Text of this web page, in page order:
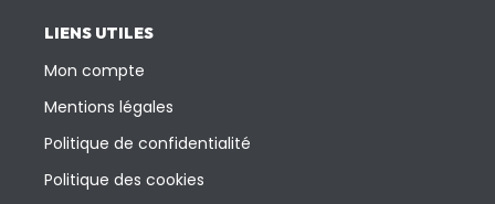
LIENS UTILES
Mon compte
Mentions légales
Politique de confidentialité
Politique des cookies